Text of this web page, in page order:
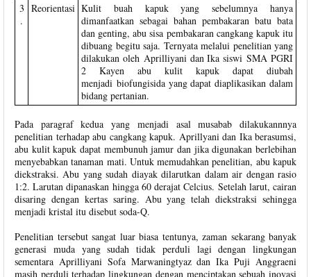
3
.
Reorientasi Kulit buah kapuk yang sebelumnya hanya
dimanfaatkan sebagai bahan pembakaran batu bata
dan genting, abu sisa pembakaran cangkang kapuk itu
dibuang begitu saja. Ternyata melalui penelitian yang
dilakukan oleh Aprilliyani dan Ika siswi SMA PGRI
2 Kayen abu kulit kapuk dapat diubah
menjadi biofungisida yang dapat diaplikasikan dalam
bidang pertanian.
Pada paragraf kedua yang menjadi asal musabab dilakukannnya
penelitian terhadap abu cangkang kapuk. Aprillyani dan Ika berasumsi,
abu kulit kapuk dapat membunuh jamur dan jika digunakan berlebihan
menyebabkan tanaman mati. Untuk memudahkan penelitian, abu kapuk
diekstraksi. Abu yang sudah diayak dilarutkan dalam air dengan rasio
1:2. Larutan dipanaskan hingga 60 derajat Celcius. Setelah larut, cairan
disaring dengan kertas saring. Abu yang telah diekstraksi sehingga
menjadi kristal itu disebut soda-Q.
Penelitian tersebut sangat luar biasa tentunya, zaman sekarang banyak
generasi muda yang sudah tidak perduli lagi dengan lingkungan
sementara Aprilliyani Sofa Marwaningtyaz dan Ika Puji Anggraeni
masih perduli terhadap lingkungan dengan menciptakan sebuah inovasi